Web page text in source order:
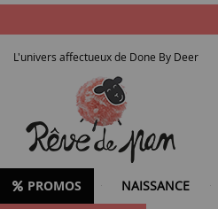
L'univers affectueux de Done By Deer
PROMOS NAISSANCE